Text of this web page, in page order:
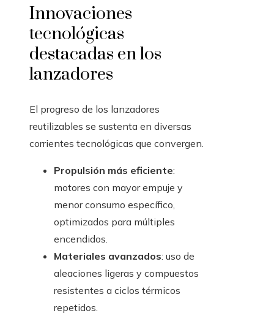
Innovaciones
tecnológicas
destacadas en los
lanzadores
El progreso de los lanzadores
reutilizables se sustenta en diversas
corrientes tecnológicas que convergen.
Propulsión más eficiente:
motores con mayor empuje y
menor consumo específico,
optimizados para múltiples
encendidos.
Materiales avanzados: uso de
aleaciones ligeras y compuestos
resistentes a ciclos térmicos
repetidos.